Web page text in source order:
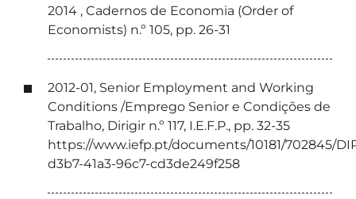
2014 , Cadernos de Economia (Order of
Economists) n.º 105, pp. 26-31
2012-01, Senior Employment and Working
Conditions /Emprego Senior e Condições de
Trabalho, Dirigir n.º 117, I.E.F.P., pp. 32-35
https://www.iefp.pt/documents/10181/702845/
d3b7-41a3-96c7-cd3de249f258